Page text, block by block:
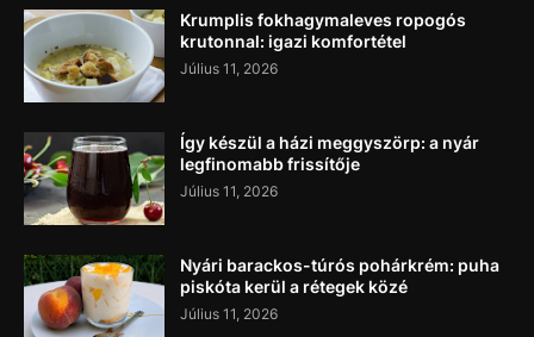
Krumplis fokhagymaleves ropogós
krutonnal: igazi komfortétel
Július 11, 2026
Így készül a házi meggyszörp: a nyár
legfinomabb frissítője
Július 11, 2026
Nyári barackos-túrós pohárkrém: puha
piskóta kerül a rétegek közé
Július 11, 2026